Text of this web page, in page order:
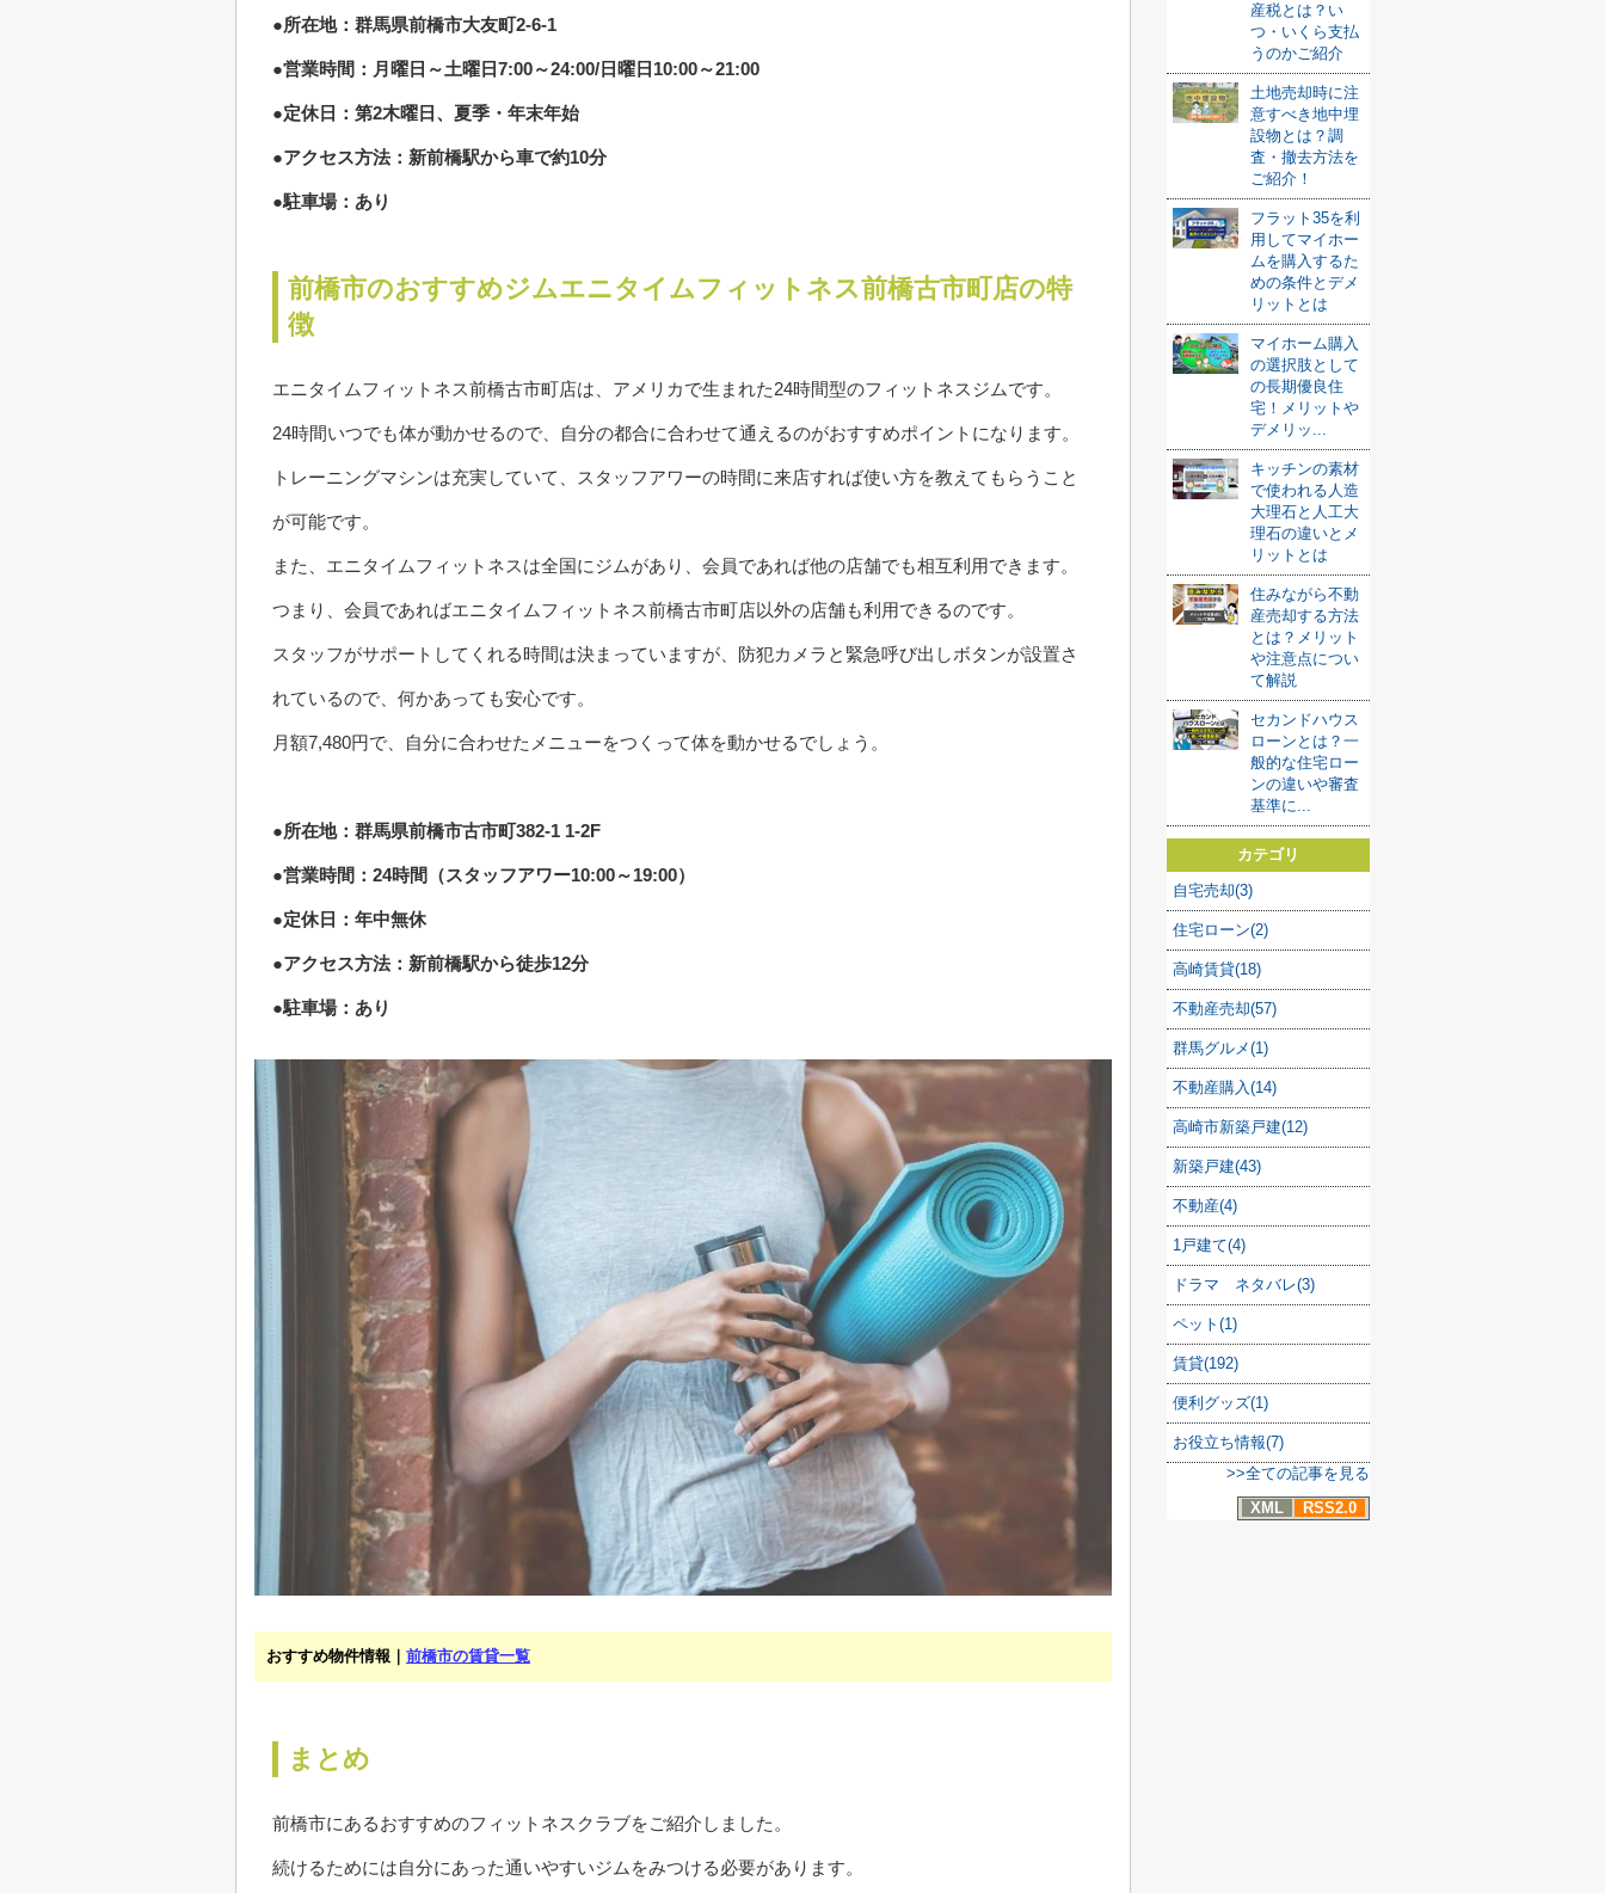
●所在地：群馬県前橋市大友町2-6-1
●営業時間：月曜日～土曜日7:00～24:00/日曜日10:00～21:00
●定休日：第2木曜日、夏季・年末年始
●アクセス方法：新前橋駅から車で約10分
●駐車場：あり
前橋市のおすすめジムエニタイムフィットネス前橋古市町店の特
徴
エニタイムフィットネス前橋古市町店は、アメリカで生まれた24時間型のフィットネスジムです。
24時間いつでも体が動かせるので、自分の都合に合わせて通えるのがおすすめポイントになります。
トレーニングマシンは充実していて、スタッフアワーの時間に来店すれば使い方を教えてもらうこと
が可能です。
また、エニタイムフィットネスは全国にジムがあり、会員であれば他の店舗でも相互利用できます。
つまり、会員であればエニタイムフィットネス前橋古市町店以外の店舗も利用できるのです。
スタッフがサポートしてくれる時間は決まっていますが、防犯カメラと緊急呼び出しボタンが設置さ
れているので、何かあっても安心です。
月額7,480円で、自分に合わせたメニューをつくって体を動かせるでしょう。
●所在地：群馬県前橋市古市町382-1 1-2F
●営業時間：24時間（スタッフアワー10:00～19:00）
●定休日：年中無休
●アクセス方法：新前橋駅から徒歩12分
●駐車場：あり
おすすめ物件情報｜ 前橋市の賃貸一覧
まとめ
前橋市にあるおすすめのフィットネスクラブをご紹介しました。
続けるためには自分にあった通いやすいジムをみつける必要があります。
産税とは？い
つ・いくら支払
うのかご紹介
土地売却時に注
意すべき地中埋
設物とは？調
査・撤去方法を
ご紹介！
フラット35を利
用してマイホー
ムを購入するた
めの条件とデメ
リットとは
マイホーム購入
の選択肢として
の長期優良住
宅！メリットや
デメリッ...
キッチンの素材
で使われる人造
大理石と人工大
理石の違いとメ
リットとは
住みながら不動
産売却する方法
とは？メリット
や注意点につい
て解説
セカンドハウス
ローンとは？一
般的な住宅ロー
ンの違いや審査
基準に...
カテゴリ
自宅売却(3)
住宅ローン(2)
高崎賃貸(18)
不動産売却(57)
群馬グルメ(1)
不動産購入(14)
高崎市新築戸建(12)
新築戸建(43)
不動産(4)
1戸建て(4)
ドラマ ネタバレ(3)
ペット(1)
賃貸(192)
便利グッズ(1)
お役立ち情報(7)
>>全ての記事を見る
XML
RSS2.0